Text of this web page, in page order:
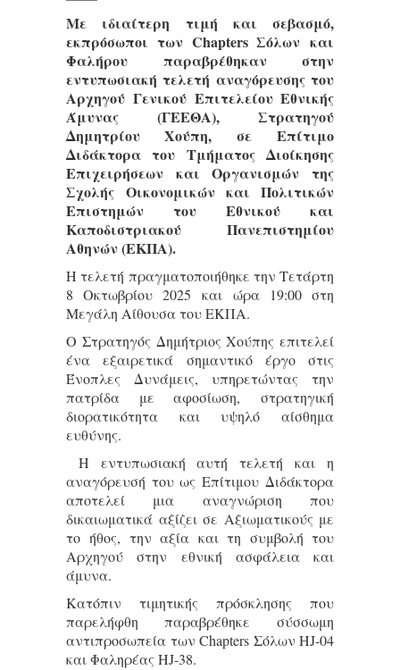
Με ιδιαίτερη τιμή και σεβασμό,
εκπρόσωποι των Chapters Σόλων και
Φαλήρου παραβρέθηκαν στην
εντυπωσιακή τελετή αναγόρευσης του
Αρχηγού Γενικού Επιτελείου Εθνικής
Άμυνας (ΓΕΕΘΑ), Στρατηγού
Δημητρίου Χούπη, σε Επίτιμο
Διδάκτορα του Τμήματος Διοίκησης
Επιχειρήσεων και Οργανισμών της
Σχολής Οικονομικών και Πολιτικών
Επιστημών του Εθνικού και
Καποδιστριακού Πανεπιστημίου
Αθηνών (ΕΚΠΑ).
Η τελετή πραγματοποιήθηκε την Τετάρτη
8 Οκτωβρίου 2025 και ώρα 19:00 στη
Μεγάλη Αίθουσα του ΕΚΠΑ.
Ο Στρατηγός Δημήτριος Χούπης επιτελεί
ένα εξαιρετικά σημαντικό έργο στις
Ένοπλες Δυνάμεις, υπηρετώντας την
πατρίδα με αφοσίωση, στρατηγική
διορατικότητα και υψηλό αίσθημα
ευθύνης.
Η εντυπωσιακή αυτή τελετή και η
αναγόρευσή του ως Επίτιμου Διδάκτορα
αποτελεί μια αναγνώριση που
δικαιωματικά αξίζει σε Αξιωματικούς με
το ήθος, την αξία και τη συμβολή του
Αρχηγού στην εθνική ασφάλεια και
άμυνα.
Κατόπιν τιμητικής πρόσκλησης που
παρελήφθη παραβρέθηκε σύσσωμη
αντιπροσωπεία των Chapters Σόλων HJ-04
και Φαληρέας HJ-38.